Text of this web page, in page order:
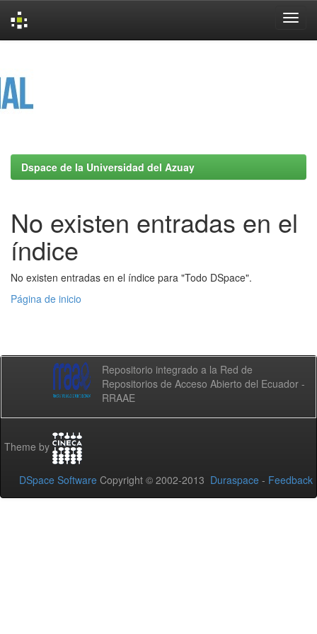
Dspace de la Universidad del Azuay
No existen entradas en el
índice
No existen entradas en el índice para "Todo DSpace".
Página de inicio
Repositorio integrado a la Red de
Repositorios de Acceso Abierto del Ecuador -
RRAAE
Theme by
DSpace Software Copyright © 2002-2013 Duraspace - Feedback